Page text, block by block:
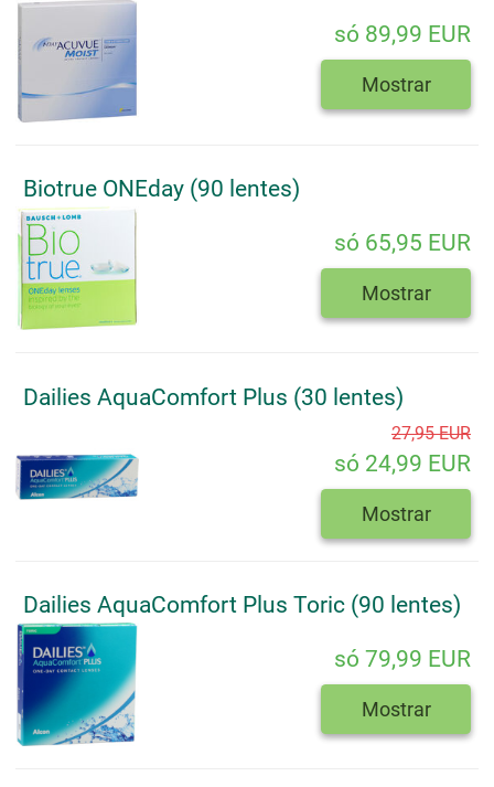
só 89,99 EUR
Mostrar
Biotrue ONEday (90 lentes)
só 65,95 EUR
Mostrar
Dailies AquaComfort Plus (30 lentes)
27,95 EUR
só 24,99 EUR
Mostrar
Dailies AquaComfort Plus Toric (90 lentes)
só 79,99 EUR
Mostrar